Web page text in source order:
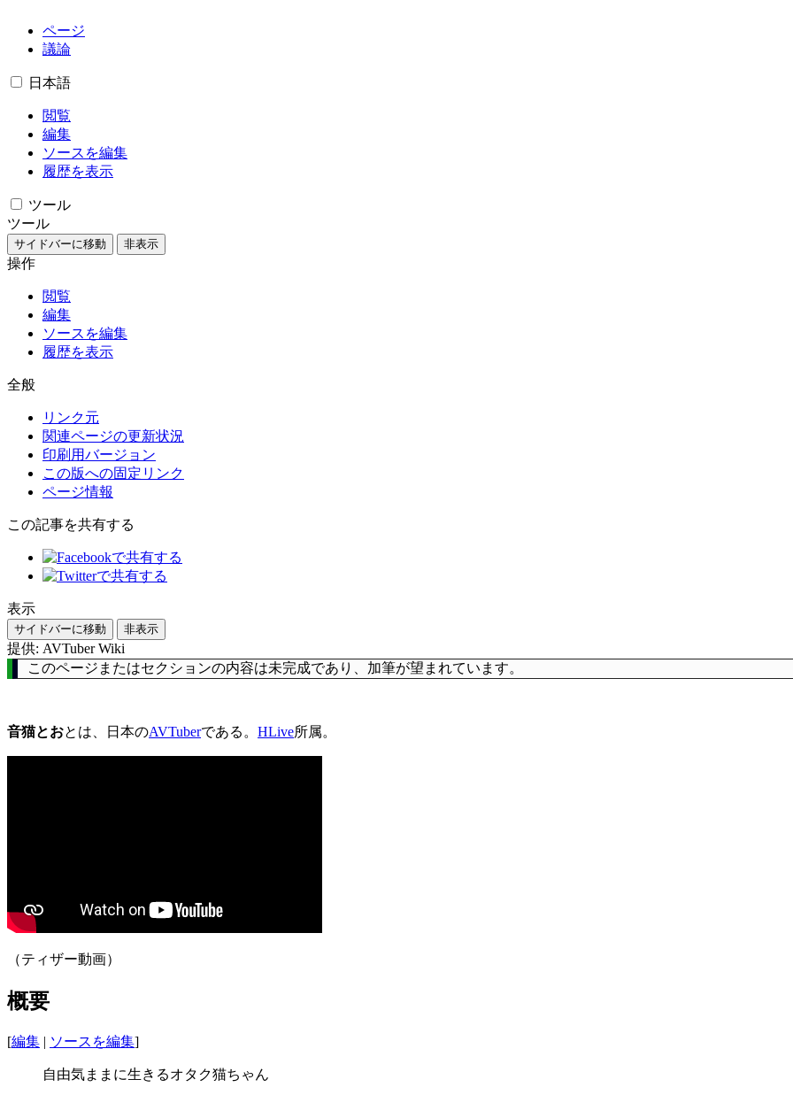
ページ
議論
日本語
閲覧
編集
ソースを編集
履歴を表示
ツール
ツール
サイドバーに移動 非表示
操作
閲覧
編集
ソースを編集
履歴を表示
全般
リンク元
関連ページの更新状況
印刷用バージョン
この版への固定リンク
ページ情報
この記事を共有する
表示
サイドバーに移動 非表示
提供: AVTuber Wiki
このページまたはセクションの内容は未完成であり、加筆が望まれています。
音猫とおとは、日本のAVTuberである。 HLive所属。
（ティザー動画）
概要
[編集 | ソースを編集]
自由気ままに生きるオタク猫ちゃん